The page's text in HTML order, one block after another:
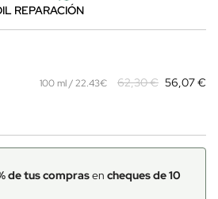
REPARACIÓN
100 ml / 22.43€ 62,30 € 56,07 €
de tus comprasen cheques de 10